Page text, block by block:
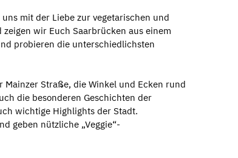
mit der Liebe zur vegetarischen und
wir Euch Saarbrücken aus einem
probieren die unterschiedlichsten
Straße, die Winkel und Ecken rund
die besonderen Geschichten der
wichtige Highlights der Stadt.
geben nützliche „Veggie“-